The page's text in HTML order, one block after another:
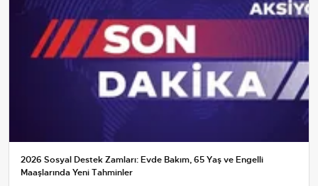
2026 Sosyal Destek Zamları: Evde Bakım, 65 Yaş ve Engelli
Maaşlarında Yeni Tahminler